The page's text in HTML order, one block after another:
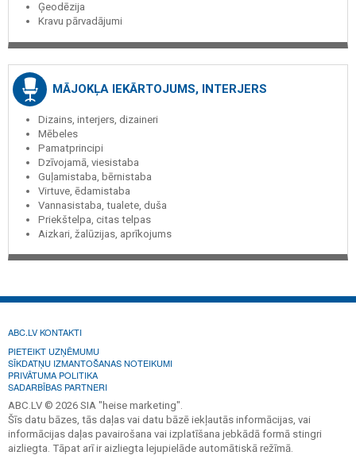
Ģeodēzija
Kravu pārvadājumi
MĀJOKĻA IEKĀRTOJUMS, INTERJERS
Dizains, interjers, dizaineri
Mēbeles
Pamatprincipi
Dzīvojamā, viesistaba
Guļamistaba, bērnistaba
Virtuve, ēdamistaba
Vannasistaba, tualete, duša
Priekštelpa, citas telpas
Aizkari, žalūzijas, aprīkojums
ABC.LV KONTAKTI
PIETEIKT UZŅĒMUMU
SĪKDATŅU IZMANTOŠANAS NOTEIKUMI
PRIVĀTUMA POLITIKA
SADARBĪBAS PARTNERI
ABC.LV © 2026 SIA "heise marketing".
Šīs datu bāzes, tās daļas vai datu bāzē iekļautās informācijas, vai
informācijas daļas pavairošana vai izplatīšana jebkādā formā stingri
aizliegta. Tāpat arī ir aizliegta lejupielāde automātiskā režīmā.